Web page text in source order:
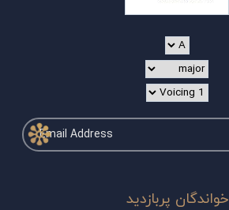
خواندگان پربازدید